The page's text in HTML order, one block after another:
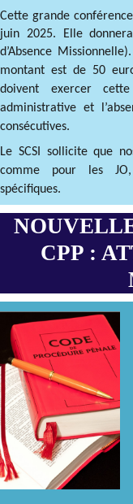
Cette grande
juin 2025. Elle
d’Absence
montant est de 50
doivent exercer
administrative et
consécutives.
Le SCSI sollicite que
comme pour les
spécifiques.
CPP :